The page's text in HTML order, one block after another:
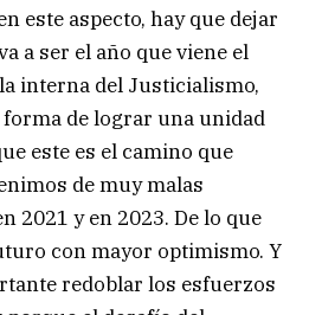
este aspecto, hay que dejar
a ser el año que viene el
interna del Justicialismo,
forma de lograr una unidad
este es el camino que
de muy malas
2021 y en 2023. De lo que
con mayor optimismo. Y
redoblar los esfuerzos